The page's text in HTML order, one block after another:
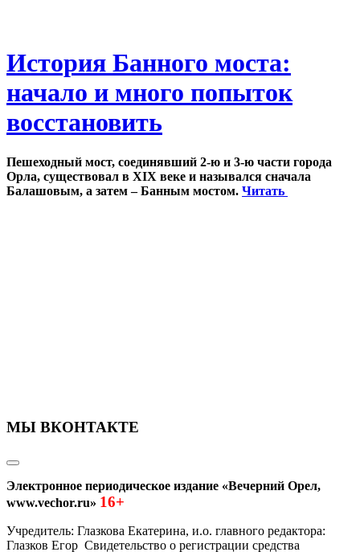
История Банного моста:
начало и много попыток
восстановить
Пешеходный мост, соединявший 2-ю и 3-ю части города
Орла, существовал в XIX веке и назывался сначала
Балашовым, а затем – Банным мостом. Читать
МЫ ВКОНТАКТЕ
Электронное периодическое издание «Вечерний Орел,
www.vechor.ru» 16+
Учредитель: Глазкова Екатерина, и.о. главного редактора:
Глазков Егор Свидетельство о регистрации средства